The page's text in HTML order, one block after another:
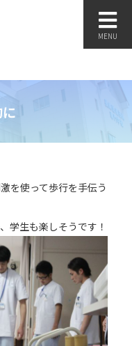
MENU
を使って歩行を手伝う
学生も楽しそうです！